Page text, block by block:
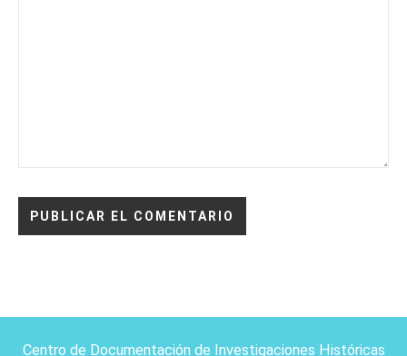
Centro de Documentación de Investigaciones Históricas